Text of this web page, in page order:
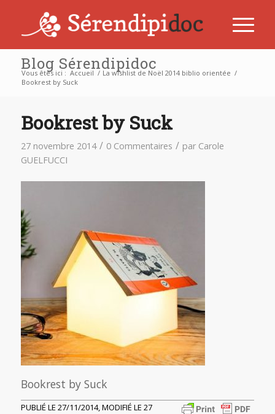
Blog Sérendipidoc
Vous êtes ici : Accueil / La wishlist de Noël 2014 biblio orientée /
Bookrest by Suck
Bookrest by Suck
27 novembre 2014 / 0 Commentaires / par Carole
GUELFUCCI
Bookrest by Suck
PUBLIÉ LE 27/11/2014, MODIFIÉ LE 27